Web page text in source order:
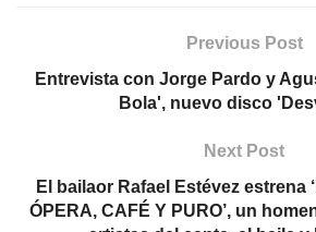
Previous Post
Entrevista con Jorge Pardo y
Bola', nuevo disco
Next Post
El bailaor Rafael Estévez estrena
ÓPERA, CAFÉ Y PURO’, un